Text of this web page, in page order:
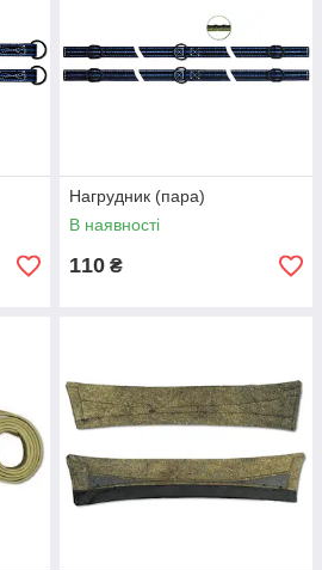
Нагрудник (пара)
В наявності
110 ₴